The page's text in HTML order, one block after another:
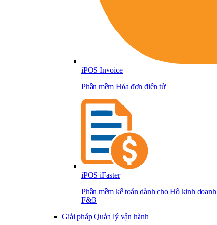
iPOS Invoice
Phần mềm Hóa đơn điện tử
iPOS iFaster
Phần mềm kế toán dành cho Hộ kinh doanh
F&B
Giải pháp Quản lý vận hành